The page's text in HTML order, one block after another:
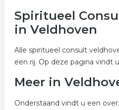
Spiritueel
in Veldhoven
Alle spiritueel consult
een rij. Op deze pagina vindt
Meer in
Onderstaand vindt u een